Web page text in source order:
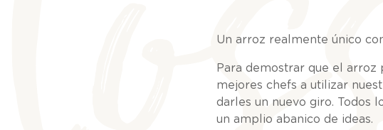
Un arroz realmente único
Para demostrar que el arroz
mejores chefs a utilizar
darles un nuevo giro. Todos
un amplio abanico de ideas.